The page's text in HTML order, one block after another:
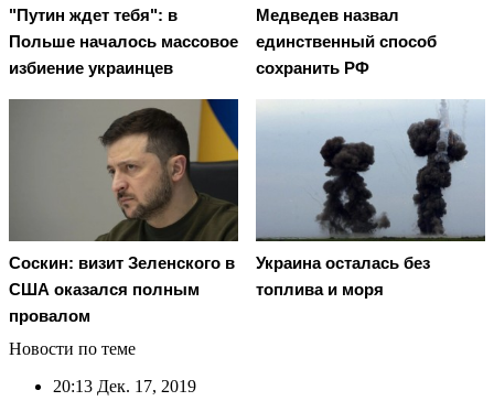
"Путин ждет тебя": в
Польше началось массовое
избиение украинцев
Медведев назвал
единственный способ
сохранить РФ
Соскин: визит Зеленского в
США оказался полным
провалом
Украина осталась без
топлива и моря
Новости по теме
20:13 Дек. 17, 2019